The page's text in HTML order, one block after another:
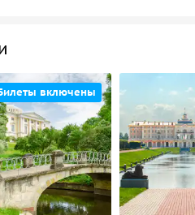
включены